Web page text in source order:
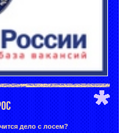
дело с лосем?